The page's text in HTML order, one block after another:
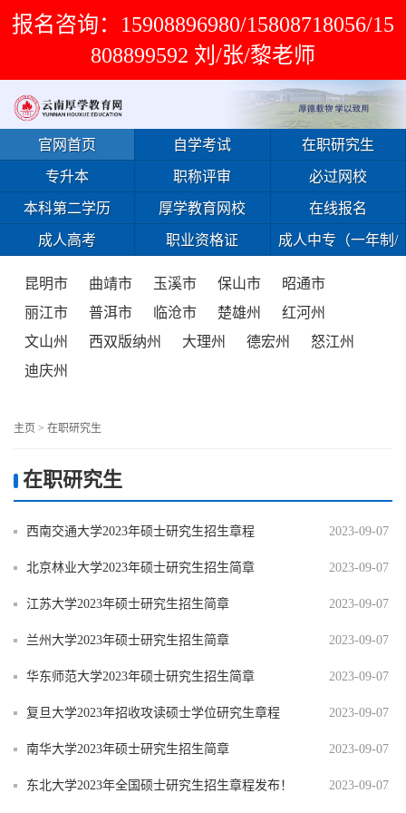
报名咨询：15908896980/15808718056/15
808899592 刘/张/黎老师
官网首页 自学考试 在职研究生
专升本 职称评审 必过网校
本科第二学历 厚学教育网校 在线报名
成人高考 职业资格证 成人中专（一年制/
昆明市 曲靖市 玉溪市 保山市
昭通市
丽江市
普洱市 临沧市 楚雄州
红河州
文山州
西双版纳州 大理州 德宏州
怒江州
迪庆州
主页 > 在职研究生
在职研究生
2023-09-07
西南交通大学2023年硕士研究生招生章程
2023-09-07
北京林业大学2023年硕士研究生招生简章
2023-09-07
江苏大学2023年硕士研究生招生简章
2023-09-07
兰州大学2023年硕士研究生招生简章
2023-09-07
华东师范大学2023年硕士研究生招生简章
2023-09-07
复旦大学2023年招收攻读硕士学位研究生章程
2023-09-07
南华大学2023年硕士研究生招生简章
2023-09-07
东北大学2023年全国硕士研究生招生章程发布！